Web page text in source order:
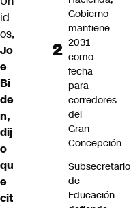
id
os,
Jo
e
Bi
de
n,
dij
o
qu
e
cit
Gobierno
mantiene
2031
como
fecha
para
corredores
del
Gran
Concepción
Subsecretario
de
Educación